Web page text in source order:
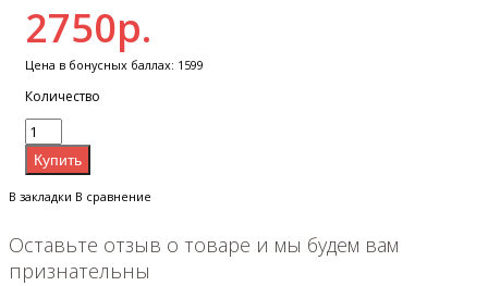
2750р.
Цена в бонусных баллах: 1599
Количество
В закладки В сравнение
Оставьте отзыв о товаре и мы будем вам
признательны